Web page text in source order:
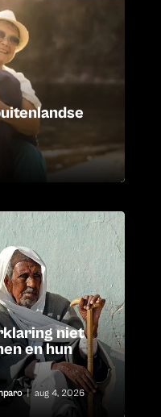
niet
en hun
| aug 4, 2026